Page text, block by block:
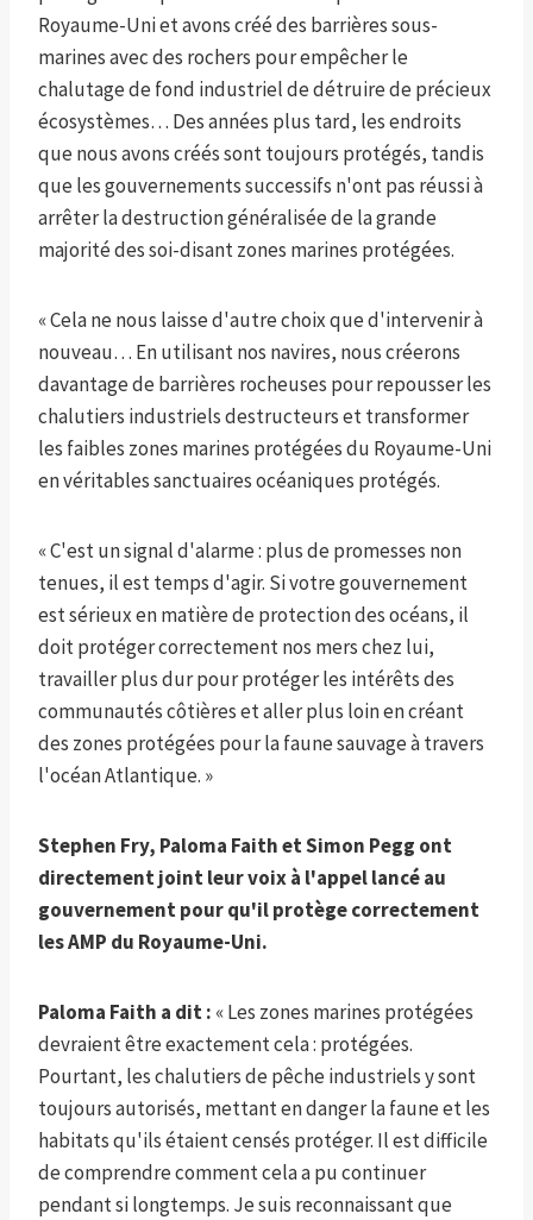
Royaume-Uni et avons créé des barrières sous-
marines avec des rochers pour empêcher le
chalutage de fond industriel de détruire de précieux
écosystèmes… Des années plus tard, les endroits
que nous avons créés sont toujours protégés, tandis
que les gouvernements successifs n'ont pas réussi à
arrêter la destruction généralisée de la grande
majorité des soi-disant zones marines protégées.
« Cela ne nous laisse d'autre choix que d'intervenir à
nouveau… En utilisant nos navires, nous créerons
davantage de barrières rocheuses pour repousser les
chalutiers industriels destructeurs et transformer
les faibles zones marines protégées du Royaume-Uni
en véritables sanctuaires océaniques protégés.
« C'est un signal d'alarme : plus de promesses non
tenues, il est temps d'agir. Si votre gouvernement
est sérieux en matière de protection des océans, il
doit protéger correctement nos mers chez lui,
travailler plus dur pour protéger les intérêts des
communautés côtières et aller plus loin en créant
des zones protégées pour la faune sauvage à travers
l'océan Atlantique. »
Stephen Fry, Paloma Faith et Simon Pegg ont
directement joint leur voix à l'appel lancé au
gouvernement pour qu'il protège correctement
les AMP du Royaume-Uni.
Paloma Faith a dit : « Les zones marines protégées
devraient être exactement cela : protégées.
Pourtant, les chalutiers de pêche industriels y sont
toujours autorisés, mettant en danger la faune et les
habitats qu'ils étaient censés protéger. Il est difficile
de comprendre comment cela a pu continuer
pendant si longtemps. Je suis reconnaissant que